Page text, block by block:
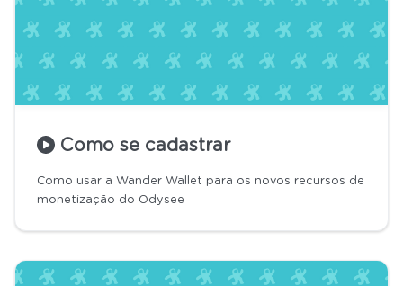
Como se cadastrar
Como usar a Wander Wallet para os novos recursos de
monetização do Odysee